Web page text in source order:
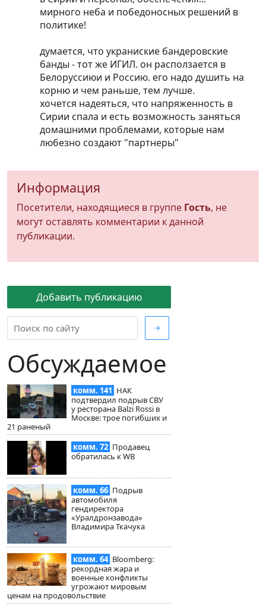
Добавить публикацию
→
Обсуждаемое
комм. 141 НАК
подтвердил подрыв СВУ
у ресторана Balzi Rossi в
Москве: трое погибших и
21 раненый
комм. 72 Продавец
обратилась к WB
комм. 66 Подрыв
автомобиля
гендиректора
«Уралдронзавода»
Владимира Ткачука
комм. 64 Bloomberg:
рекордная жара и
военные конфликты
угрожают мировым
ценам на продовольствие
мирного неба и победоносных решений в
политике!
думается, что украниские бандеровские
банды - тот же ИГИЛ. он расползается в
Белоруссиюи и Россию. его надо душить на
корню и чем раньше, тем лучше.
хочется надеяться, что напряженность в
Сирии спала и есть возможность заняться
домашними проблемами, которые нам
любезно создают "партнеры"
Информация
Посетители, находящиеся в группе Гость, не
могут оставлять комментарии к данной
публикации.